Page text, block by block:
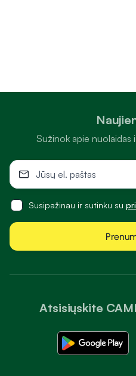
Atsisiųskite
Sužinok apie nuolaidas
Susipažinau ir sutinku su